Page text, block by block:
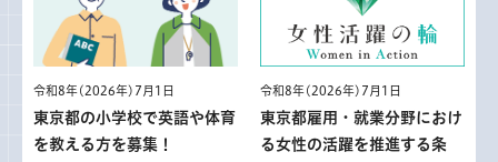
令和8年(2026年)7月1日
東京都の小学校で英語や体育
を教える方を募集！
令和8年(2026年)7月1日
東京都雇用・就業分野におけ
る女性の活躍を推進する条